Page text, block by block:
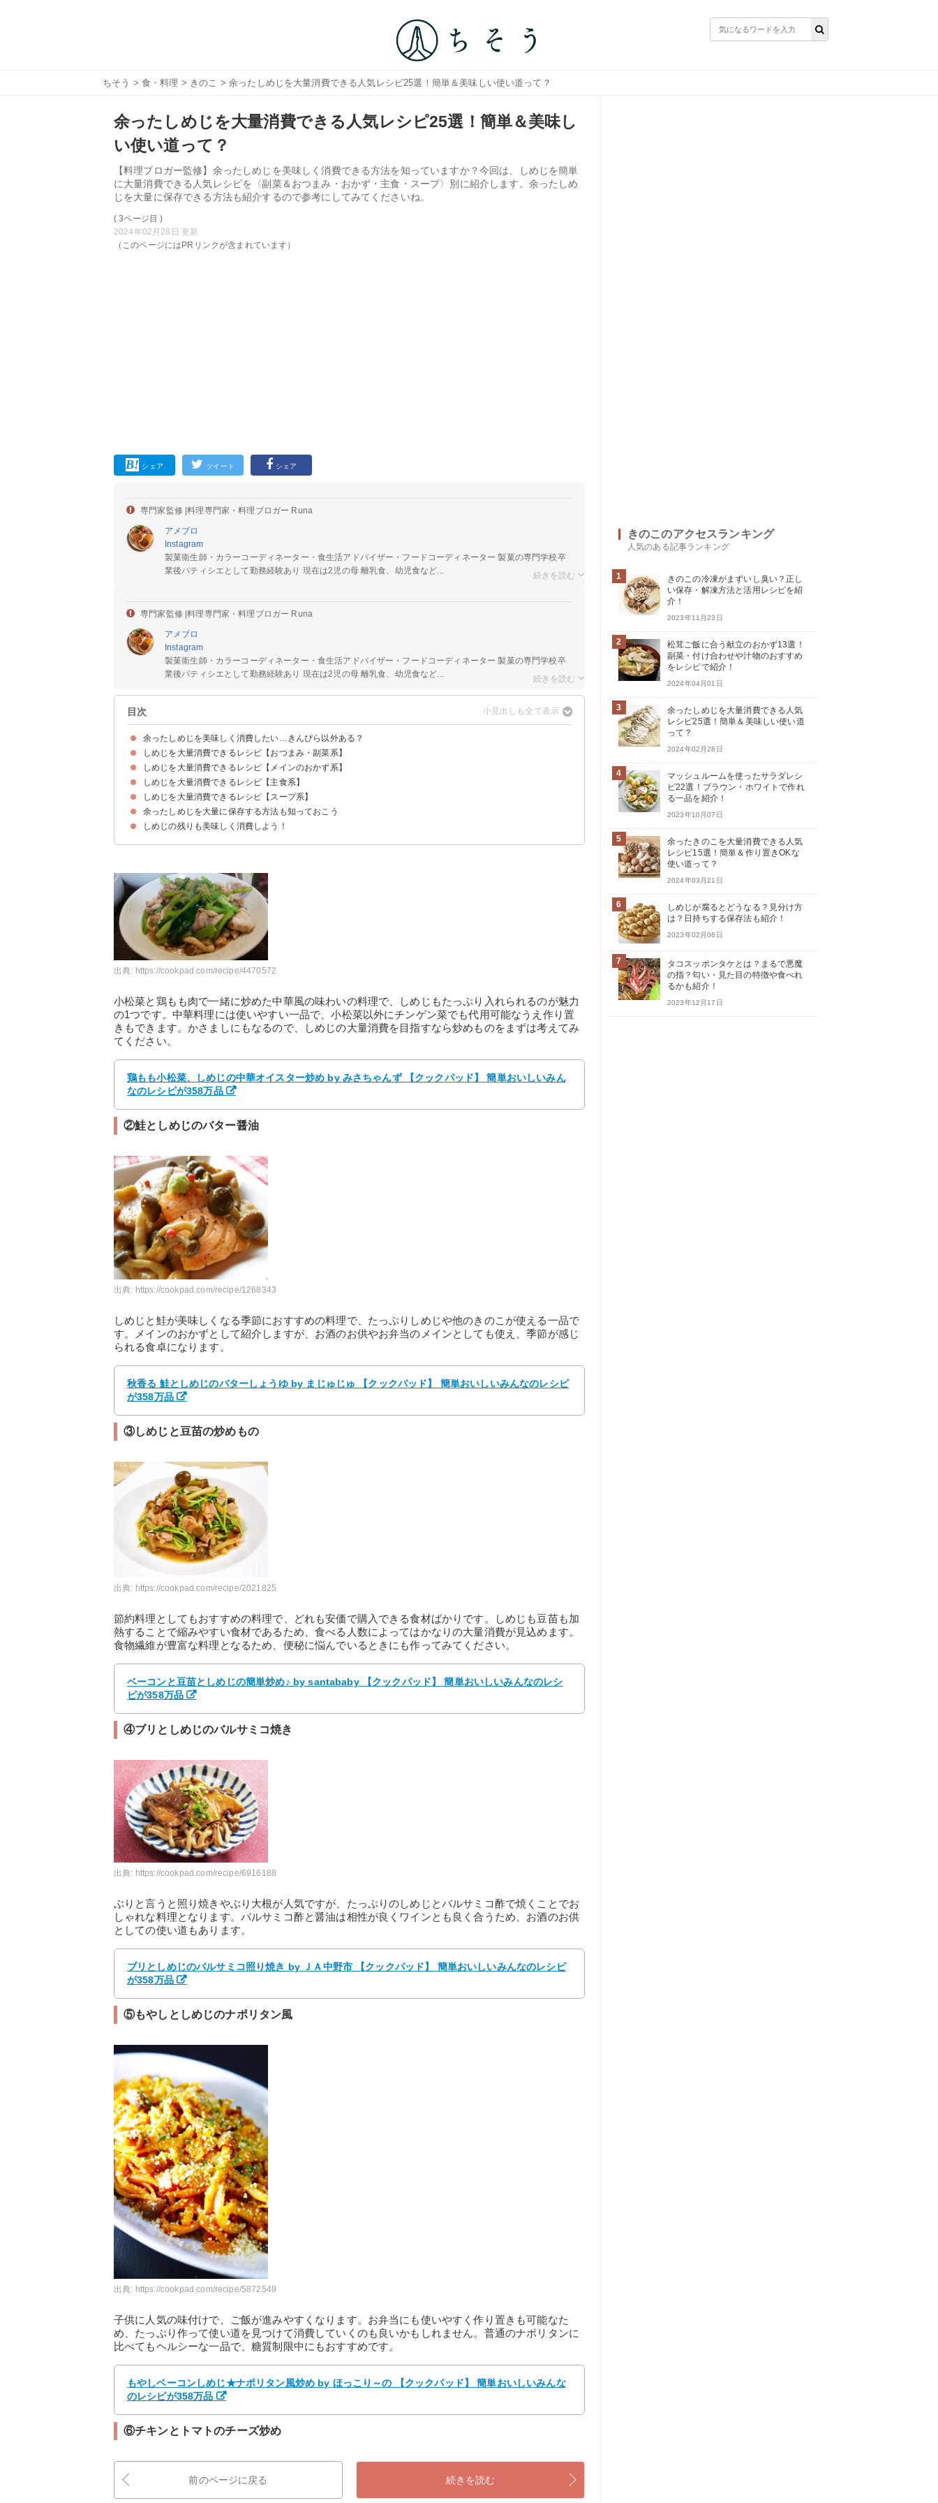
ちそう > 食・料理 > きのこ > 余ったしめじを大量消費できる人気レシピ25選！簡単＆美味しい使い道って？
余ったしめじを大量消費できる人気レシピ25選！簡単＆美味し
い使い道って？
【料理ブロガー監修】余ったしめじを美味しく消費できる方法を知っていますか？今回は、しめじを簡単
に大量消費できる人気レシピを〈副菜＆おつまみ・おかず・主食・スープ〉別に紹介します。余ったしめ
じを大量に保存できる方法も紹介するので参考にしてみてくださいね。
( 3ページ目 )
2024年02月28日 更新
（このページにはPRリンクが含まれています）
シェア ツイート シェア
専門家監修 |料理専門家・料理ブロガー Runa
アメブロ
Instagram
製菓衛生師・カラーコーディネーター・食生活アドバイザー・フードコーディネーター 製菓の専門学校卒
業後パティシエとして勤務経験あり 現在は2児の母 離乳食、幼児食など...
専門家監修 |料理専門家・料理ブロガー Runa
アメブロ
Instagram
製菓衛生師・カラーコーディネーター・食生活アドバイザー・フードコーディネーター 製菓の専門学校卒
業後パティシエとして勤務経験あり 現在は2児の母 離乳食、幼児食など...
目次
余ったしめじを美味しく消費したい…きんぴら以外ある？
しめじを大量消費できるレシピ【おつまみ・副菜系】
①きのこの炒めもの
②小松菜としめじの卵炒め
③きのこのマリネ
④しめじとちくわの照り焼き
⑤しめじとオクラの和え物
⑥しめじとミニトマトマリネソテー
⑦しめじの佃煮
しめじを大量消費できるレシピ【メインのおかず系】
①鶏ももと小松菜のオイスターソース炒め
②鮭としめじのバター醤油
③しめじと豆苗の炒めもの
④ブリとしめじのバルサミコ焼き
⑤もやしとしめじのナポリタン風
⑥チキンとトマトのチーズ炒め
⑦タコとキャベツのガーリック醤油
しめじを大量消費できるレシピ【主食系】
①ゴマうどん鍋
②ハヤシライス
③炊き込みご飯
④鮭としめじの炊き込みご飯
⑤オイルサーディンとしめじのパスタ
⑥明太子としめじのパスタ
しめじを大量消費できるレシピ【スープ系】
①味噌汁
②しめじのかきたま汁
③豆腐としめじのキムチスープ
④しめじのミルクスープ
⑤キャベツとしめじのトマトスープ
余ったしめじを大量に保存する方法も知っておこう
しめじの残りも美味しく消費しよう！
出典: https://cookpad.com/recipe/4470572
小松菜と鶏もも肉で一緒に炒めた中華風の味わいの料理で、しめじもたっぷり入れられるのが魅力
の1つです。中華料理には使いやすい一品で、小松菜以外にチンゲン菜でも代用可能なうえ作り置
きもできます。かさましにもなるので、しめじの大量消費を目指すなら炒めものをまずは考えてみ
てください。
鶏もも小松菜、しめじの中華オイスター炒め by みさちゃんず 【クックパッド】 簡単おいしいみん
なのレシピが358万品
②鮭としめじのバター醤油
出典: https://cookpad.com/recipe/1268343
しめじと鮭が美味しくなる季節におすすめの料理で、たっぷりしめじや他のきのこが使える一品で
す。メインのおかずとして紹介しますが、お酒のお供やお弁当のメインとしても使え、季節が感じ
られる食卓になります。
秋香る 鮭としめじのバターしょうゆ by まじゅじゅ 【クックパッド】 簡単おいしいみんなのレシピ
が358万品
③しめじと豆苗の炒めもの
出典: https://cookpad.com/recipe/2021825
節約料理としてもおすすめの料理で、どれも安価で購入できる食材ばかりです。しめじも豆苗も加
熱することで縮みやすい食材であるため、食べる人数によってはかなりの大量消費が見込めます。
食物繊維が豊富な料理となるため、便秘に悩んでいるときにも作ってみてください。
ベーコンと豆苗としめじの簡単炒め♪ by santababy 【クックパッド】 簡単おいしいみんなのレシ
ピが358万品
④ブリとしめじのバルサミコ焼き
出典: https://cookpad.com/recipe/6916188
ぶりと言うと照り焼きやぶり大根が人気ですが、たっぷりのしめじとバルサミコ酢で焼くことでお
しゃれな料理となります。バルサミコ酢と醤油は相性が良くワインとも良く合うため、お酒のお供
としての使い道もあります。
ブリとしめじのバルサミコ照り焼き by ＪＡ中野市 【クックパッド】 簡単おいしいみんなのレシピ
が358万品
⑤もやしとしめじのナポリタン風
出典: https://cookpad.com/recipe/5872549
子供に人気の味付けで、ご飯が進みやすくなります。お弁当にも使いやすく作り置きも可能なた
め、たっぷり作って使い道を見つけて消費していくのも良いかもしれません。普通のナポリタンに
比べてもヘルシーな一品で、糖質制限中にもおすすめです。
もやしベーコンしめじ★ナポリタン風炒め by ほっこり～の 【クックパッド】 簡単おいしいみんな
のレシピが358万品
⑥チキンとトマトのチーズ炒め
前のページに戻る 続きを読む
きのこのアクセスランキング
人気のある記事ランキング
1
きのこの冷凍がまずいし臭い？正し
い保存・解凍方法と活用レシピを紹
介！
2023年11月23日
2
松茸ご飯に合う献立のおかず13選！
副菜・付け合わせや汁物のおすすめ
をレシピで紹介！
2024年04月01日
3
余ったしめじを大量消費できる人気
レシピ25選！簡単＆美味しい使い道
って？
2024年02月28日
4
マッシュルームを使ったサラダレシ
ピ22選！ブラウン・ホワイトで作れ
る一品を紹介！
2023年10月07日
5
余ったきのこを大量消費できる人気
レシピ15選！簡単＆作り置きOKな
使い道って？
2024年03月21日
6
しめじが腐るとどうなる？見分け方
は？日持ちする保存法も紹介！
2023年02月06日
7
タコスッポンタケとは？まるで悪魔
の指？匂い・見た目の特徴や食べれ
るかも紹介！
2023年12月17日